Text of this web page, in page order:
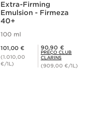
Extra-Firming
Emulsion - Firmeza
40+
100 ml
101,00 €
(1.010,00
€/1L)
Preço Club Clarins 90,90 €
90,90 €
PREÇO CLUB
CLARINS
(909,00 €/1L)